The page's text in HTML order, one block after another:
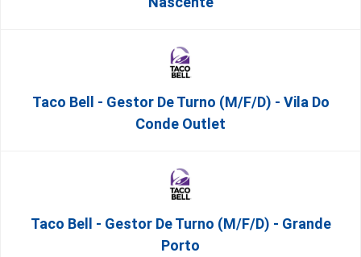
Taco Bell - Gestor De Turno (m/f/d) - Vila Do
Conde Outlet
Taco Bell - Gestor De Turno (m/f/d) - Grande
Porto